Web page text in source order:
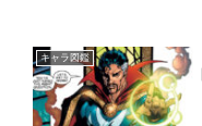
キャラ図鑑